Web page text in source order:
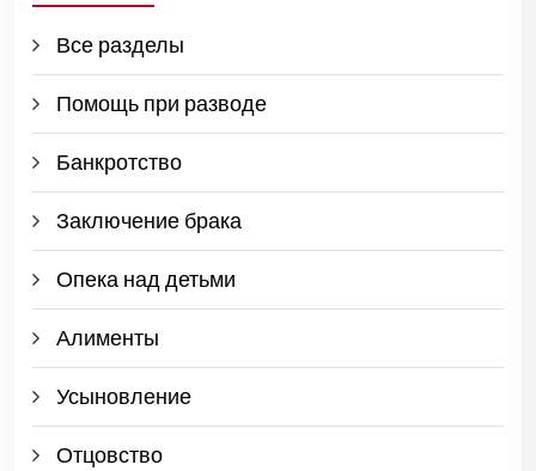
Все разделы
Помощь при разводе
Банкротство
Заключение брака
Опека над детьми
Алименты
Усыновление
Отцовство